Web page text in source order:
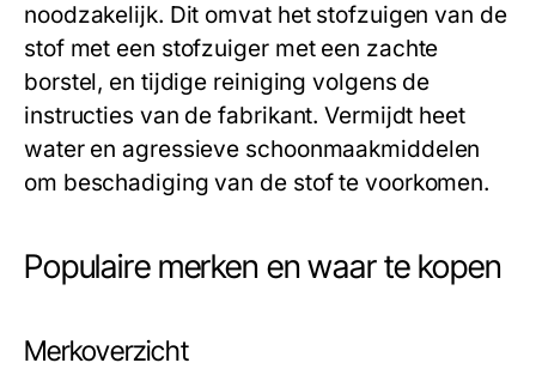
noodzakelijk. Dit omvat het stofzuigen van de
stof met een stofzuiger met een zachte
borstel, en tijdige reiniging volgens de
instructies van de fabrikant. Vermijdt heet
water en agressieve schoonmaakmiddelen
om beschadiging van de stof te voorkomen.
Populaire merken en waar te kopen
Merkoverzicht